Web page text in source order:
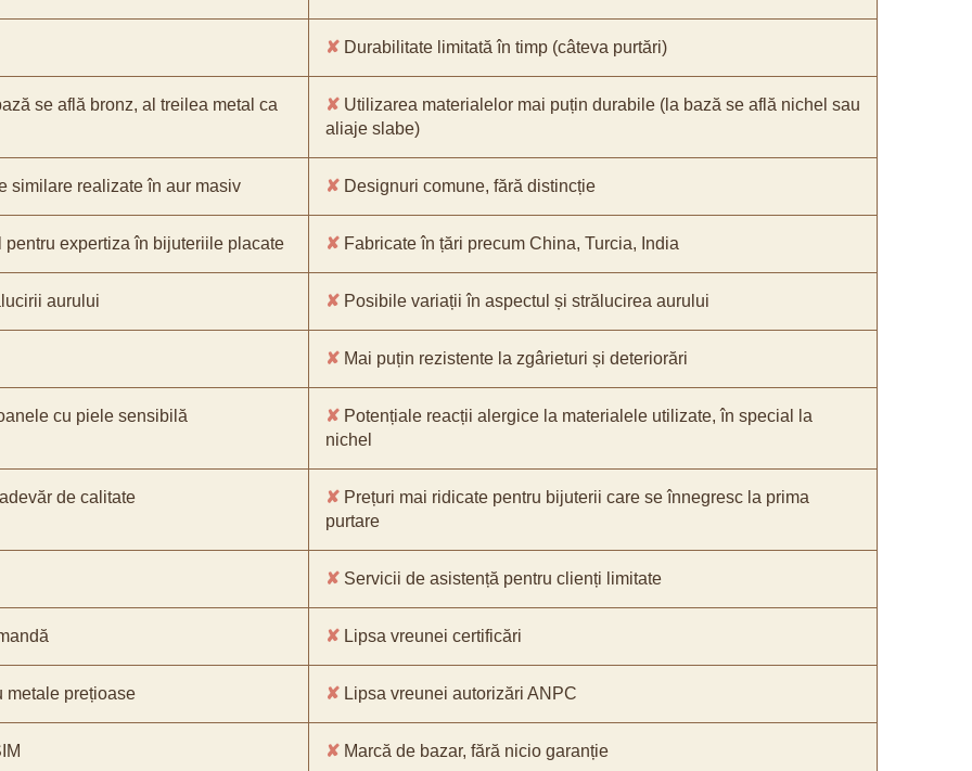
✘ Durabilitate limitată în timp (câteva purtări)
se află bronz, al treilea metal ca ✘ Utilizarea materialelor mai puțin durabile (la bază se află nichel sau
aliaje slabe)
similare realizate în aur masiv ✘ Designuri comune, fără distincție
expertiza în bijuteriile placate ✘ Fabricate în țări precum China, Turcia, India
aurului ✘ Posibile variații în aspectul și strălucirea aurului
✘ Mai puțin rezistente la zgârieturi și deteriorări
cu piele sensibilă ✘ Potențiale reacții alergice la materialele utilizate, în special la
nichel
de calitate ✘ Prețuri mai ridicate pentru bijuterii care se înnegresc la prima
purtare
✘ Servicii de asistență pentru clienți limitate
✘ Lipsa vreunei certificări
metale prețioase ✘ Lipsa vreunei autorizări ANPC
✘ Marcă de bazar, fără nicio garanție